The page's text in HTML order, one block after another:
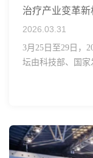
治疗产业变革新
2026.03.31
3月25日至29日，
坛由科技部、国家